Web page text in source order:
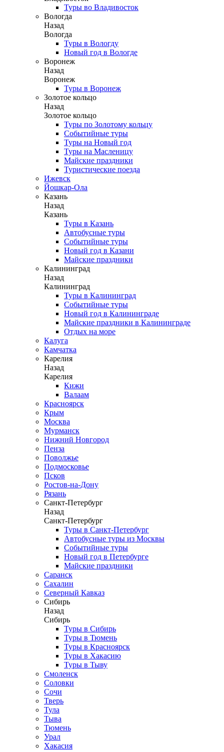
Туры во Владивосток
Вологда
Назад
Вологда
Туры в Вологду
Новый год в Вологде
Воронеж
Назад
Воронеж
Туры в Воронеж
Золотое кольцо
Назад
Золотое кольцо
Туры по Золотому кольцу
Событийные туры
Туры на Новый год
Туры на Масленицу
Майские праздники
Туристические поезда
Ижевск
Йошкар-Ола
Казань
Назад
Казань
Туры в Казань
Автобусные туры
Событийные туры
Новый год в Казани
Майские праздники
Калининград
Назад
Калининград
Туры в Калининград
Событийные туры
Новый год в Калининграде
Майские праздники в Калининграде
Отдых на море
Калуга
Камчатка
Карелия
Назад
Карелия
Кижи
Валаам
Красноярск
Крым
Москва
Мурманск
Нижний Новгород
Пенза
Поволжье
Подмосковье
Псков
Ростов-на-Дону
Рязань
Санкт-Петербург
Назад
Санкт-Петербург
Туры в Санкт-Петербург
Автобусные туры из Москвы
Событийные туры
Новый год в Петербурге
Майские праздники
Саранск
Сахалин
Северный Кавказ
Сибирь
Назад
Сибирь
Туры в Сибирь
Туры в Тюмень
Туры в Красноярск
Туры в Хакасию
Туры в Тыву
Смоленск
Соловки
Сочи
Тверь
Тула
Тыва
Тюмень
Урал
Хакасия